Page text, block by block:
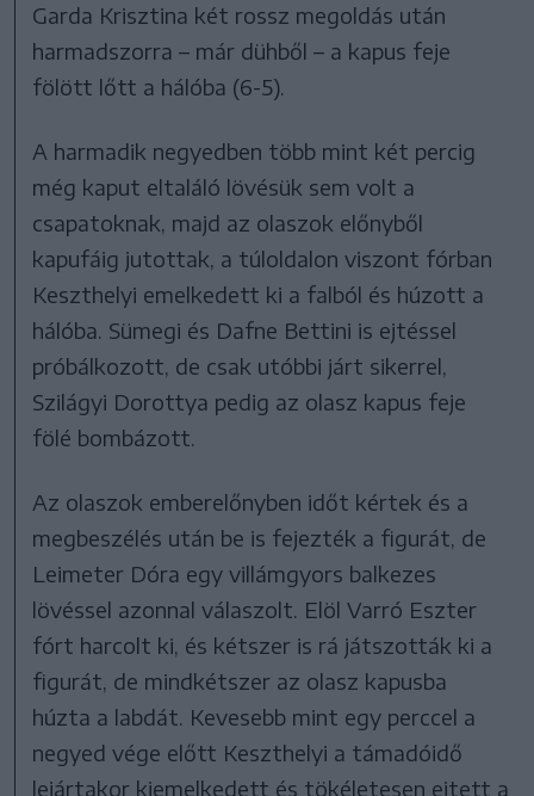
Garda Krisztina két rossz megoldás után
harmadszorra – már dühből – a kapus feje
fölött lőtt a hálóba (6-5).
A harmadik negyedben több mint két percig
még kaput eltaláló lövésük sem volt a
csapatoknak, majd az olaszok előnyből
kapufáig jutottak, a túloldalon viszont fórban
Keszthelyi emelkedett ki a falból és húzott a
hálóba. Sümegi és Dafne Bettini is ejtéssel
próbálkozott, de csak utóbbi járt sikerrel,
Szilágyi Dorottya pedig az olasz kapus feje
fölé bombázott.
Az olaszok emberelőnyben időt kértek és a
megbeszélés után be is fejezték a figurát, de
Leimeter Dóra egy villámgyors balkezes
lövéssel azonnal válaszolt. Elöl Varró Eszter
fórt harcolt ki, és kétszer is rá játszották ki a
figurát, de mindkétszer az olasz kapusba
húzta a labdát. Kevesebb mint egy perccel a
negyed vége előtt Keszthelyi a támadóidő
lejártakor kiemelkedett és tökéletesen ejtett a